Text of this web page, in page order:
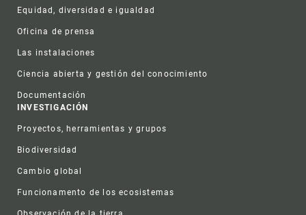
Equidad, diversidad e igualdad
Oficina de prensa
Las instalaciones
Ciencia abierta y gestión del conocimiento
Documentación
INVESTIGACIÓN
Proyectos, herramientas y grupos
Biodiversidad
Cambio global
Funcionamento de los ecosistemas